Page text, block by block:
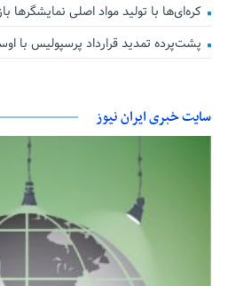
کره‌ای‌ها با تولید مواد اصلی نمایشگرها
پشت‌پرده تمدید قرارداد پرسپولیس با
سایت خبری ایران نیوز